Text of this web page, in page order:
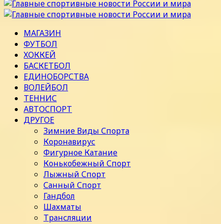
МАГАЗИН
ФУТБОЛ
ХОККЕЙ
БАСКЕТБОЛ
ЕДИНОБОРСТВА
ВОЛЕЙБОЛ
ТЕННИС
АВТОСПОРТ
ДРУГОЕ
Зимние Виды Спорта
Коронавирус
Фигурное Катание
Конькобежный Спорт
Лыжный Спорт
Санный Спорт
Гандбол
Шахматы
Трансляции